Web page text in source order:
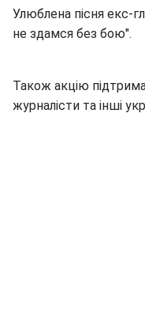
Улюблена пісня екс-
не здамся без бою".
Також акцію
журналісти та інші